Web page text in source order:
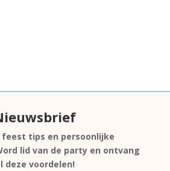
tips en persoonlijke
lid van de party en ontvang
deze voordelen!